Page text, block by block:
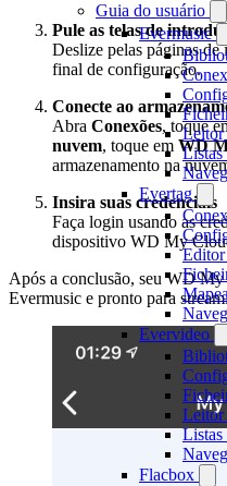
Guia do usuário
Evermusic
Leitor
Listas
Evertag
Editor
Evervideo
Leitor
Listas
Flacbox
Pule as telas de
Deslize pelas páginas
final de configuração.
Conecte ao
Abra Conexões, toque
nuvem, toque em WD
armazenamento na
Insira suas credenciais
Faça login usando as
dispositivo WD My
Após a conclusão, seu WD
Evermusic e pronto para